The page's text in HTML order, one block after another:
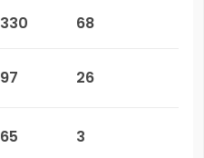
330 68
97 26
65 3